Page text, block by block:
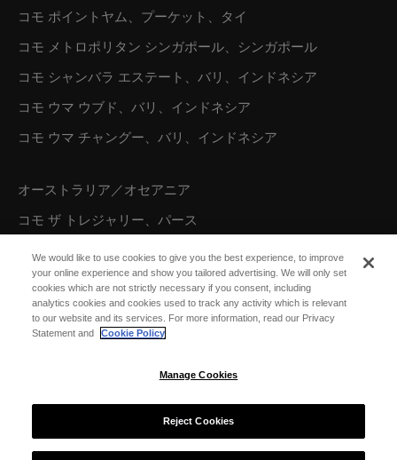
コモ ポイントヤム、プーケット、タイ
コモ メトロポリタン シンガポール、シンガポール
コモ シャンバラ エステート、バリ、インドネシア
コモ ウマ ウブド、バリ、インドネシア
コモ ウマ チャングー、バリ、インドネシア
オーストラリア／オセアニア
コモ ザ トレジャリー、パース
北米
コモ パロット ケイ、タークス カイコス諸島
© 2026 COMO Hotels and Resorts
We would like to use cookies to give you the best experience, to improve
your online experience and show you tailored advertising. We will only set
cookies which are not strictly necessary if you consent, including
analytics cookies and cookies used to track any activity which is relevant
to our website and its services. For more information, read our Privacy
Statement and
Cookie Policy
Manage Cookies
Reject Cookies